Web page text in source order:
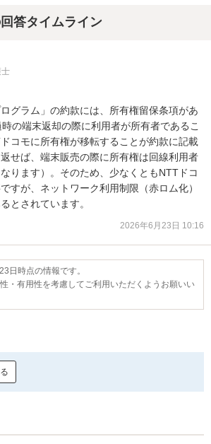
答タイムライン
ログラム」の約款には、所有権留保条項があ
の端末返却の際に利用者が所有者であるこ
コモに所有権が移転することが約款に記載
せば、端末販売の際に所有権は回線利用者
ります）。そのため、少なくともNTTドコ
すが、ネットワーク利用制限（赤ロム化）
とされています。
2026年6月23日 10:16
日時点の情報です。
・有用性を考慮してご利用いただくようお願いい